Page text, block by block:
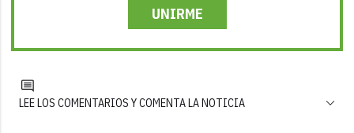
UNIRME
LEE LOS COMENTARIOS Y COMENTA LA NOTICIA